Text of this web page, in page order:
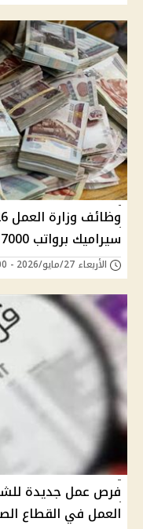
سيراميك برواتب 7000 جنيه
الأربعاء 27/مايو/2026 - 05:00 ص
فرص عمل جديدة
العمل في القطاع